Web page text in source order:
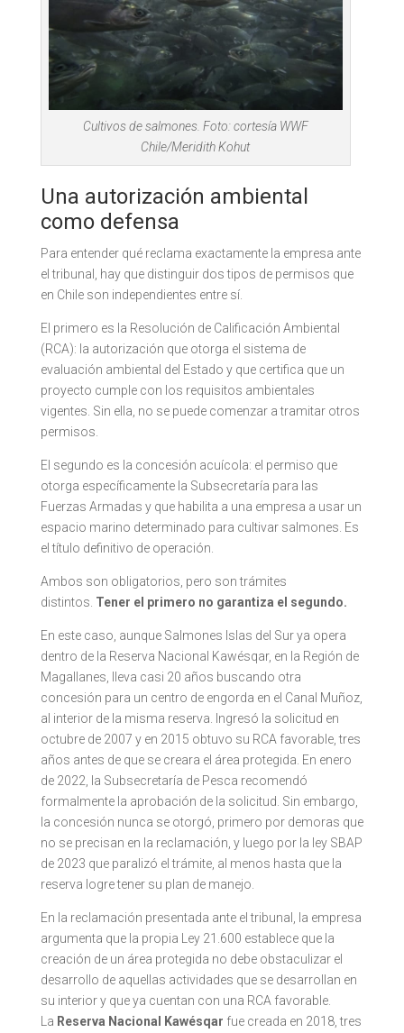
Cultivos de salmones. Foto: cortesía WWF
Chile/Meridith Kohut
Una autorización ambiental
como defensa
Para entender qué reclama exactamente la empresa ante
el tribunal, hay que distinguir dos tipos de permisos que
en Chile son independientes entre sí.
El primero es la Resolución de Calificación Ambiental
(RCA): la autorización que otorga el sistema de
evaluación ambiental del Estado y que certifica que un
proyecto cumple con los requisitos ambientales
vigentes. Sin ella, no se puede comenzar a tramitar otros
permisos.
El segundo es la concesión acuícola: el permiso que
otorga específicamente la Subsecretaría para las
Fuerzas Armadas y que habilita a una empresa a usar un
espacio marino determinado para cultivar salmones. Es
el título definitivo de operación.
Ambos son obligatorios, pero son trámites
distintos. Tener el primero no garantiza el segundo.
En este caso, aunque Salmones Islas del Sur ya opera
dentro de la Reserva Nacional Kawésqar, en la Región de
Magallanes, lleva casi 20 años buscando otra
concesión para un centro de engorda en el Canal Muñoz,
al interior de la misma reserva. Ingresó la solicitud en
octubre de 2007 y en 2015 obtuvo su RCA favorable, tres
años antes de que se creara el área protegida. En enero
de 2022, la Subsecretaría de Pesca recomendó
formalmente la aprobación de la solicitud. Sin embargo,
la concesión nunca se otorgó, primero por demoras que
no se precisan en la reclamación, y luego por la ley SBAP
de 2023 que paralizó el trámite, al menos hasta que la
reserva logre tener su plan de manejo.
En la reclamación presentada ante el tribunal, la empresa
argumenta que la propia Ley 21.600 establece que la
creación de un área protegida no debe obstaculizar el
desarrollo de aquellas actividades que se desarrollan en
su interior y que ya cuentan con una RCA favorable.
La Reserva Nacional Kawésqar fue creada en 2018, tres